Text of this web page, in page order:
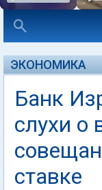
ЭКОНОМИКА
Банк
слухи о
ставке